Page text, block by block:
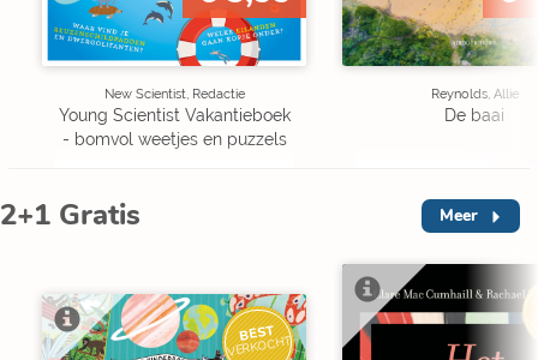
New Scientist, Redactie
Young Scientist Vakantieboek
- bomvol weetjes en puzzels
Reynolds, Allie
De baai
2+1 Gratis Meer
BEST
VERKOCHT